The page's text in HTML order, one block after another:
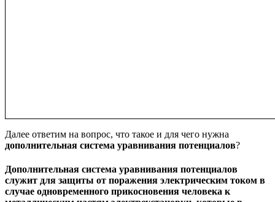
Далее ответим на вопрос, что такое и для чего нужна
дополнительная система уравнивания потенциалов?
Дополнительная система уравнивания потенциалов
служит для защиты от поражения электрическим током в
случае одновременного прикосновения человека к